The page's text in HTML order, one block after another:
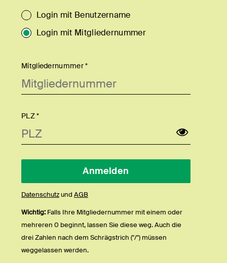
Login mit Benutzername
Login mit Mitgliedernummer
Mitgliedernummer *
PLZ *
Datenschutzund AGB
Wichtig: Falls Ihre Mitgliedernummer mit einem oder
mehreren 0 beginnt, lassen Sie diese weg. Auch die
drei Zahlen nach dem Schrägstrich ("/") müssen
weggelassen werden.